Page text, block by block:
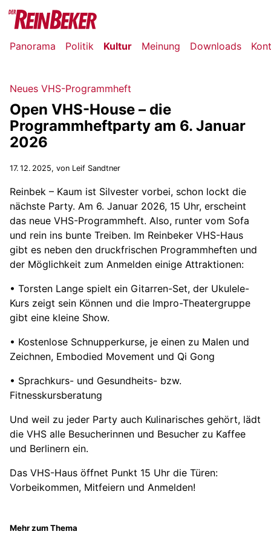
Panorama Politik Kultur Meinung Downloads
Neues VHS-Programmheft
Open VHS-House – die
Programmheftparty am 6. Januar
2026
17. 12. 2025, von Leif Sandtner
Reinbek – Kaum ist Silvester vorbei, schon lockt die
nächste Party. Am 6. Januar 2026, 15 Uhr, erscheint
das neue VHS-Programmheft. Also, runter vom Sofa
und rein ins bunte Treiben. Im Reinbeker VHS-Haus
gibt es neben den druckfrischen Programmheften und
der Möglichkeit zum Anmelden einige Attraktionen:
• Torsten Lange spielt ein Gitarren-Set, der Ukulele-
Kurs zeigt sein Können und die Impro-Theatergruppe
gibt eine kleine Show.
• Kostenlose Schnupperkurse, je einen zu Malen und
Zeichnen, Embodied Movement und Qi Gong
• Sprachkurs- und Gesundheits- bzw.
Fitnesskursberatung
Und weil zu jeder Party auch Kulinarisches gehört, lädt
die VHS alle Besucherinnen und Besucher zu Kaffee
und Berlinern ein.
Das VHS-Haus öffnet Punkt 15 Uhr die Türen:
Vorbeikommen, Mitfeiern und Anmelden!
Mehr zum Thema